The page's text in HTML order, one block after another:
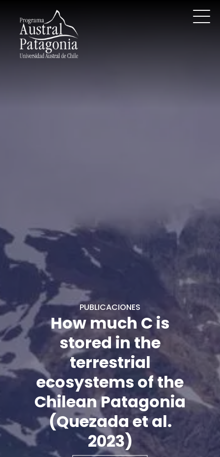
PUBLICACIONES
How much C is
stored in the
terrestrial
ecosystems of the
Chilean Patagonia
(Quezada et al.
2023)